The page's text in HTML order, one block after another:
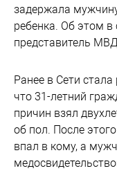
задержала
ребенка. Об этом в
представитель
Ранее в Сети
что 31-летний
причин взял
об пол. После
впал в кому, а